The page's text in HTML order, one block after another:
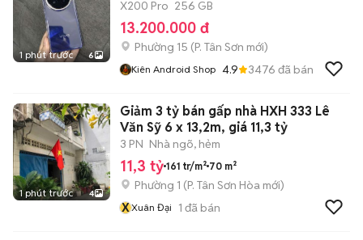
1 phút trước 6
X200 Pro 256 GB
13.200.000 đ
Phường 15 (P. Tân Sơn mới)
Kiên Android Shop 4.9 3476 đã bán
1 phút trước 4
Giảm 3 tỷ bán gấp nhà HXH 333 Lê
Văn Sỹ 6 x 13,2m, giá 11,3 tỷ
3 PN Nhà ngõ, hẻm
11,3 tỷ 161 tr/m² 70 m²
Phường 1 (P. Tân Sơn Hòa mới)
XXuân Đại 1 đã bán